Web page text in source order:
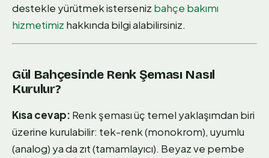
destekle yürütmek isterseniz bahçe bakımı
hizmetimiz hakkında bilgi alabilirsiniz.
Gül Bahçesinde Renk Şeması Nasıl
Kurulur?
Kısa cevap: Renk şeması üç temel yaklaşımdan biri
üzerine kurulabilir: tek-renk (monokrom), uyumlu
(analog) ya da zıt (tamamlayıcı). Beyaz ve pembe